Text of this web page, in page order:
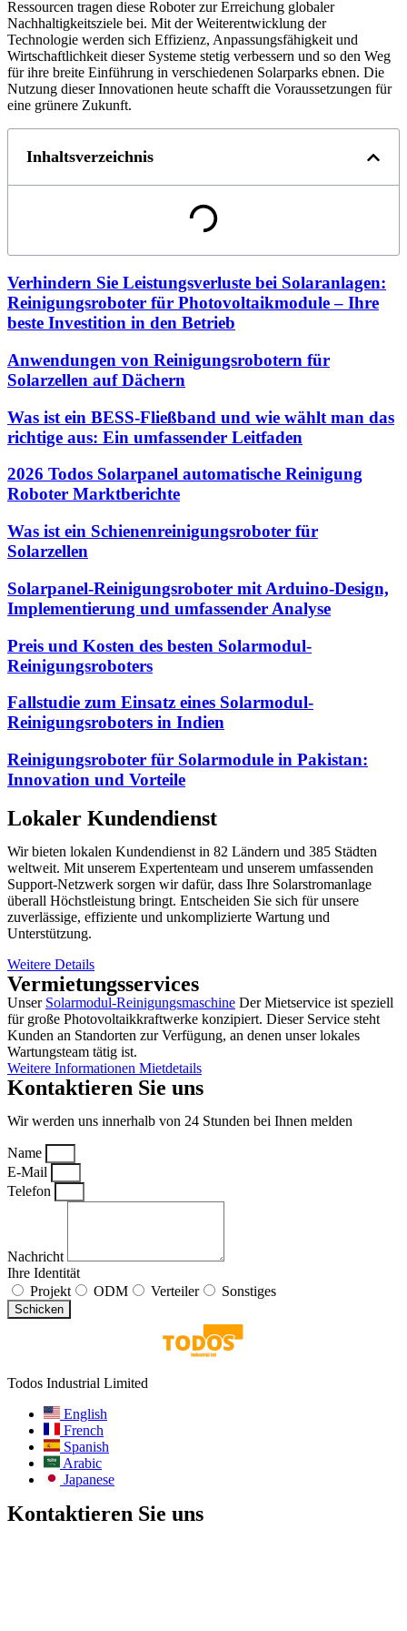
Ressourcen tragen diese Roboter zur Erreichung globaler
Nachhaltigkeitsziele bei. Mit der Weiterentwicklung der
Technologie werden sich Effizienz, Anpassungsfähigkeit und
Wirtschaftlichkeit dieser Systeme stetig verbessern und so den Weg
für ihre breite Einführung in verschiedenen Solarparks ebnen. Die
Nutzung dieser Innovationen heute schafft die Voraussetzungen für
eine grünere Zukunft.
Inhaltsverzeichnis
Verhindern Sie Leistungsverluste bei Solaranlagen:
Reinigungsroboter für Photovoltaikmodule – Ihre
beste Investition in den Betrieb
Anwendungen von Reinigungsrobotern für
Solarzellen auf Dächern
Was ist ein BESS-Fließband und wie wählt man das
richtige aus: Ein umfassender Leitfaden
2026 Todos Solarpanel automatische Reinigung
Roboter Marktberichte
Was ist ein Schienenreinigungsroboter für
Solarzellen
Solarpanel-Reinigungsroboter mit Arduino-Design,
Implementierung und umfassender Analyse
Preis und Kosten des besten Solarmodul-
Reinigungsroboters
Fallstudie zum Einsatz eines Solarmodul-
Reinigungsroboters in Indien
Reinigungsroboter für Solarmodule in Pakistan:
Innovation und Vorteile
Lokaler Kundendienst
Wir bieten lokalen Kundendienst in 82 Ländern und 385 Städten
weltweit. Mit unserem Expertenteam und unserem umfassenden
Support-Netzwerk sorgen wir dafür, dass Ihre Solarstromanlage
überall Höchstleistung bringt. Entscheiden Sie sich für unsere
zuverlässige, effiziente und unkomplizierte Wartung und
Unterstützung.
Weitere Details
Vermietungsservices
Unser Solarmodul-Reinigungsmaschine Der Mietservice ist speziell
für große Photovoltaikkraftwerke konzipiert. Dieser Service steht
Kunden an Standorten zur Verfügung, an denen unser lokales
Wartungsteam tätig ist.
Weitere Informationen Mietdetails
Kontaktieren Sie uns
Wir werden uns innerhalb von 24 Stunden bei Ihnen melden
Name
E-Mail
Telefon
Nachricht
Ihre Identität
Projekt
ODM Verteiler Sonstiges
Schicken
Todos Industrial Limited
English
French
Spanish
Arabic
Japanese
Kontaktieren Sie uns